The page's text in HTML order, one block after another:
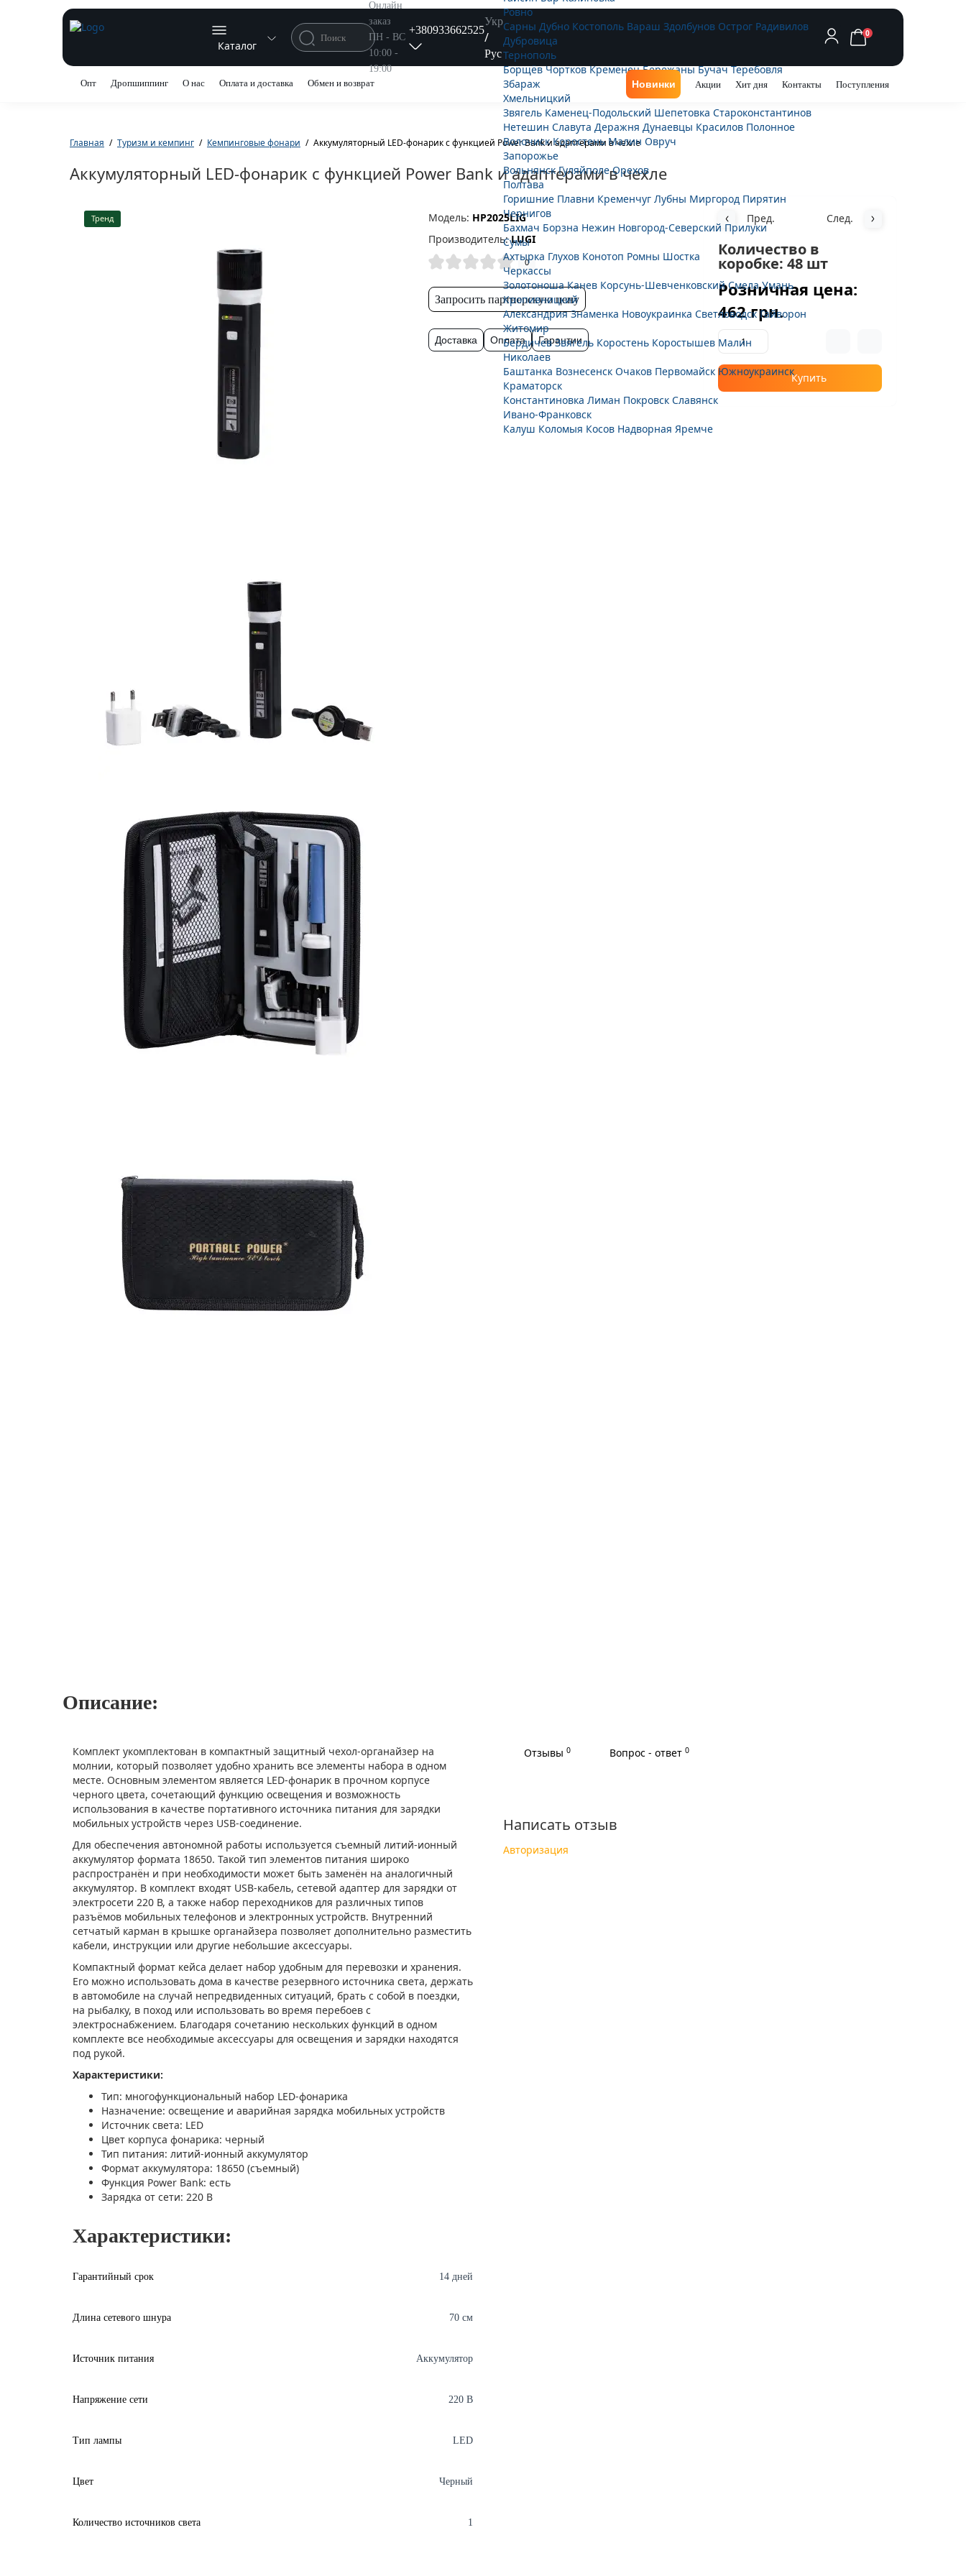
Каталог
Онлайн
заказ
ПН - ВС
10:00 -
19:00
+380933662525
Укр
/
Рус
Ровно
Сарны Дубно Костополь Вараш Здолбунов Острог Радивилов
Дубровица
Тернополь
Борщёв Чортков Кременец Бережаны Бучач Теребовля
Збараж
Хмельницкий
Звягель Каменец-Подольский Шепетовка Староконстантинов
Нетешин Славута Деражня Дунаевцы Красилов Полонное
Волочиск Коростень Малин Овруч
Запорожье
Вольнянск Гуляйполе Орехов
Полтава
Горишние Плавни Кременчуг Лубны Миргород Пирятин
Чернигов
Бахмач Борзна Нежин Новгород-Северский Прилуки
Сумы
Ахтырка Глухов Конотоп Ромны Шостка
Черкассы
Золотоноша Канев Корсунь-Шевченковский Смела Умань
Кропивницкий
Александрия Знаменка Новоукраинка Светловодск Гайворон
Житомир
Бердичев Звягель Коростень Коростышев Малин
Николаев
Баштанка Вознесенск Очаков Первомайск Южноукраинск
Краматорск
Константиновка Лиман Покровск Славянск
Ивано-Франковск
Калуш Коломыя Косов Надворная Яремче
0
Опт Дропшиппинг О нас Оплата и доставка Обмен и возврат Новинки Акции Хит дня Контакты Поступления
Главная Туризм и кемпинг Кемпинговые фонари Аккумуляторный LED-фонарик с функцией Power Bank и адаптерами в чехле
Аккумуляторный LED-фонарик с функцией Power Bank и адаптерами в чехле
Тренд Модель: HP2025LIG
Производитель:LUGI
0
Запросить партнерскую цену
Доставка Оплата Гарантии
Пред. След.
Количество в
коробке: 48 шт
Розничная цена:
462 грн.
Купить
Описание:
Комплект укомплектован в компактный защитный чехол-органайзер на
молнии, который позволяет удобно хранить все элементы набора в одном
месте. Основным элементом является LED-фонарик в прочном корпусе
черного цвета, сочетающий функцию освещения и возможность
использования в качестве портативного источника питания для зарядки
мобильных устройств через USB-соединение.
Для обеспечения автономной работы используется съемный литий-ионный
аккумулятор формата 18650. Такой тип элементов питания широко
распространён и при необходимости может быть заменён на аналогичный
аккумулятор. В комплект входят USB-кабель, сетевой адаптер для зарядки от
электросети 220 В, а также набор переходников для различных типов
разъёмов мобильных телефонов и электронных устройств. Внутренний
сетчатый карман в крышке органайзера позволяет дополнительно разместить
кабели, инструкции или другие небольшие аксессуары.
Компактный формат кейса делает набор удобным для перевозки и хранения.
Его можно использовать дома в качестве резервного источника света, держать
в автомобиле на случай непредвиденных ситуаций, брать с собой в поездки,
на рыбалку, в поход или использовать во время перебоев с
электроснабжением. Благодаря сочетанию нескольких функций в одном
комплекте все необходимые аксессуары для освещения и зарядки находятся
под рукой.
Характеристики:
Тип: многофункциональный набор LED-фонарика
Назначение: освещение и аварийная зарядка мобильных устройств
Источник света: LED
Цвет корпуса фонарика: черный
Тип питания: литий-ионный аккумулятор
Формат аккумулятора: 18650 (съемный)
Функция Power Bank: есть
Зарядка от сети: 220 В
Характеристики:
Гарантийный срок 14 дней
Длина сетевого шнура 70 см
Источник питания Аккумулятор
Напряжение сети 220 В
Тип лампы LED
Цвет Черный
Количество источников света 1
Отзывы 0 Вопрос - ответ 0
Написать отзыв
Авторизация